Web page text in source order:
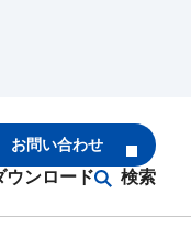
ウンロード 検索
お問い合わせ